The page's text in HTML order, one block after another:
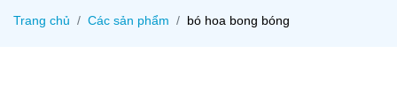
Trang chủ Các sản phẩm bó hoa bong bóng